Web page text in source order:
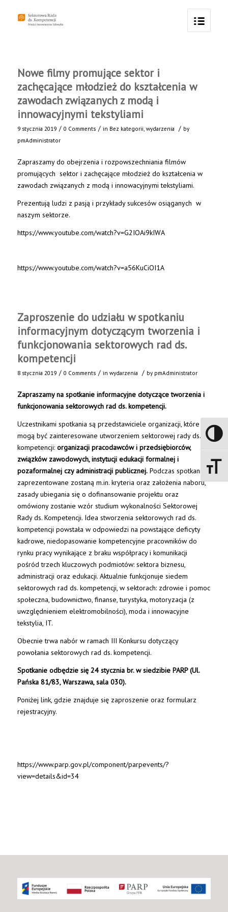
Nowe filmy promujące sektor i
zachęcające młodzież do kształcenia w
zawodach związanych z modą i
innowacyjnymi tekstyliami
9 stycznia 2019 / 0 Comments / in Bez kategorii, wydarzenia / by
pmAdministrator
Zapraszamy do obejrzenia i rozpowszechniania filmów
promujących sektor i zachęcające młodzież do kształcenia w
zawodach związanych z modą i innowacyjnymi tekstyliami.
Prezentują ludzi z pasją i przykłady sukcesów osiąganych w
naszym sektorze.
https://www.youtube.com/watch?v=G2IOAi9kIWA
https://www.youtube.com/watch?v=a56KuCiOI1A
Zaproszenie do udziału w spotkaniu
informacyjnym dotyczącym tworzenia i
funkcjonowania sektorowych rad ds.
kompetencji
8 stycznia 2019 / 0 Comments / in wydarzenia / by pmAdministrator
Zapraszamy na spotkanie informacyjne dotyczące tworzenia i
funkcjonowania sektorowych rad ds. kompetencji.
Uczestnikami spotkania są przedstawiciele organizacji, które
mogą być zainteresowane utworzeniem sektorowej rady ds.
kompetencji: organizacji pracodawców i przedsiębiorców,
związków zawodowych, instytucji edukacji formalnej i
pozaformalnej czy administracji publicznej.Podczas spotkania
zaprezentowane zostaną m.in. kryteria oraz założenia naboru,
zasady ubiegania się o dofinansowanie projektu oraz
omówiony zostanie wzór studium wykonalności Sektorowej
Rady ds. Kompetencji. Idea stworzenia sektorowych rad ds.
kompetencji powstała w odpowiedzi na powstające deficyty
kadrowe, niedopasowanie kompetencyjne pracowników do
rynku pracy wynikające z braku współpracy i komunikacji
pośród trzech kluczowych podmiotów: sektora biznesu,
administracji oraz edukacji. Aktualnie funkcjonuje siedem
sektorowych rad ds. kompetencji, w sektorach: zdrowie i pomoc
społeczna, budownictwo, finanse, turystyka, motoryzacja (z
uwzględnieniem elektromobilności), moda i innowacyjne
tekstylia, IT.
Obecnie trwa nabór w ramach III Konkursu dotyczący
powołania sektorowych rad ds. kompetencji.
Spotkanie odbędzie się 24 stycznia br. w siedzibie PARP (Ul.
Pańska 81/83, Warszawa, sala 030).
Poniżej link, gdzie znajduje się zaproszenie oraz formularz
rejestracyjny.
https://www.parp.gov.pl/component/parpevents/?
view=details&id=34